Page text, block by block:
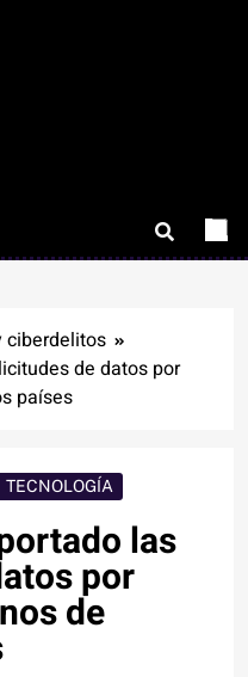
ciberdelitos
de datos por
países
TECNOLOGÍA
las
por
de